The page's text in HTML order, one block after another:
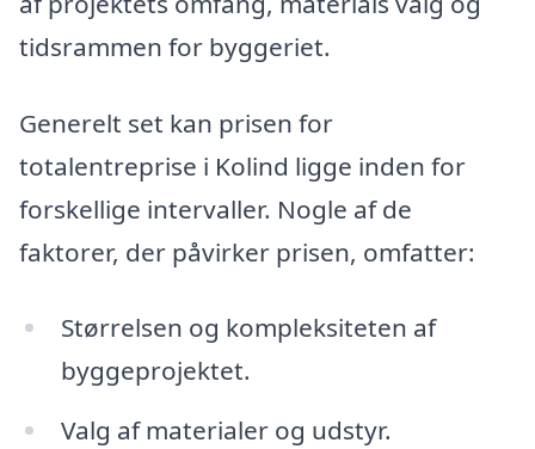
tidsrammen for byggeriet.
Generelt set kan prisen for
totalentreprise i Kolind ligge inden for
forskellige intervaller. Nogle af de
faktorer, der påvirker prisen, omfatter:
Størrelsen og kompleksiteten af
byggeprojektet.
Valg af materialer og udstyr.